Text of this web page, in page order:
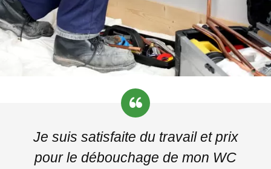
Je suis satisfaite du travail et prix
pour le débouchage de mon WC